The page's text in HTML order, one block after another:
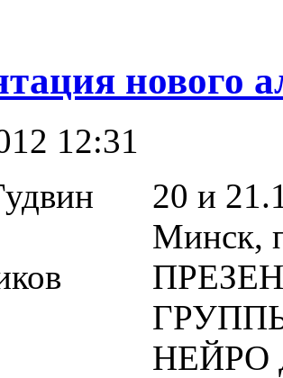
нового
12:31
20 и
Минск,
НЕЙРО